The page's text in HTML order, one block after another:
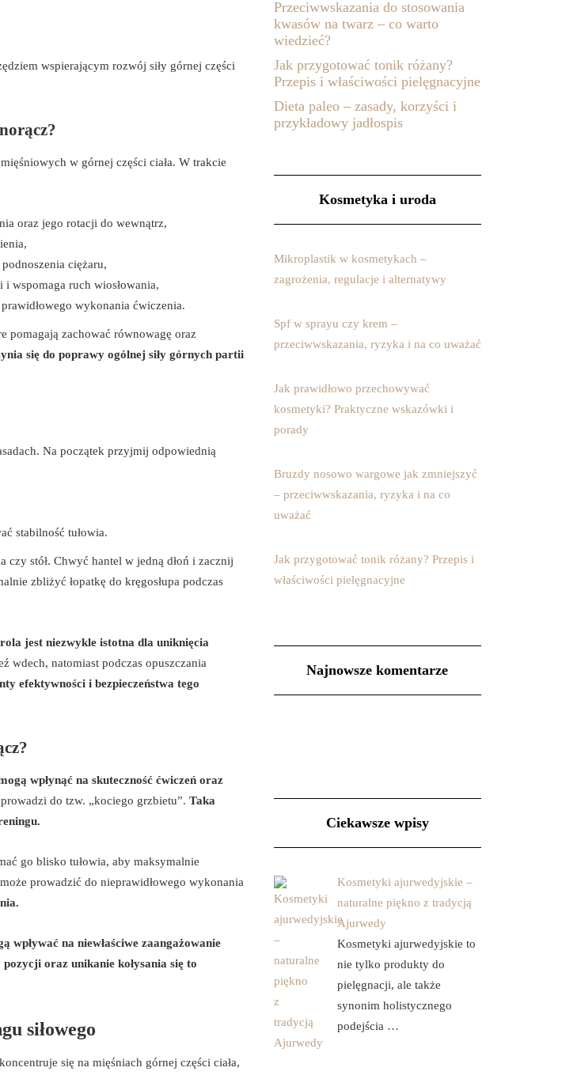
wspierającym rozwój siły górnej części
w górnej części ciała. W trakcie
oraz jego rotacji do wewnątrz,
ciężaru,
wspomaga ruch wiosłowania,
wykonania ćwiczenia.
pomagają zachować równowagę oraz
się do poprawy ogólnej siły górnych partii
Na początek przyjmij odpowiednią
stabilność tułowia.
stół. Chwyć hantel w jedną dłoń i zacznij
zbliżyć łopatkę do kręgosłupa podczas
jest niezwykle istotna dla uniknięcia
wdech, natomiast podczas opuszczania
efektywności i bezpieczeństwa tego
wpłynąć na skuteczność ćwiczeń oraz
do tzw. „kociego grzbietu”. Taka
go blisko tułowia, aby maksymalnie
prowadzić do nieprawidłowego wykonania
na niewłaściwe zaangażowanie
oraz unikanie kołysania się to
siłowego
się na mięśniach górnej części ciała,
Przeciwwskazania do stosowania
kwasów na twarz – co warto
wiedzieć?
Jak przygotować tonik różany?
Przepis i właściwości pielęgnacyjne
Dieta paleo – zasady, korzyści i
przykładowy jadłospis
Kosmetyka i uroda
Mikroplastik w kosmetykach –
zagrożenia, regulacje i alternatywy
Spf w sprayu czy krem –
przeciwwskazania, ryzyka i na co uważać
Jak prawidłowo przechowywać
kosmetyki? Praktyczne wskazówki i
porady
Bruzdy nosowo wargowe jak zmniejszyć
– przeciwwskazania, ryzyka i na co
uważać
Jak przygotować tonik różany? Przepis i
właściwości pielęgnacyjne
Najnowsze komentarze
Ciekawsze wpisy
Kosmetyki ajurwedyjskie –
naturalne piękno z tradycją
Ajurwedy
Kosmetyki ajurwedyjskie to
nie tylko produkty do
pielęgnacji, ale także
synonim holistycznego
podejścia …